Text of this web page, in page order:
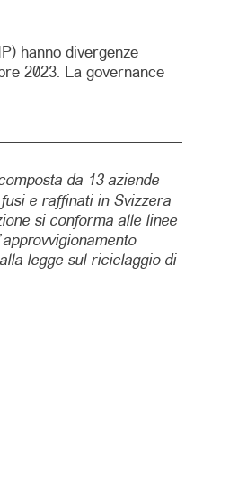
hanno divergenze
2023. La governance
da 13 aziende
e raffinati in Svizzera
si conforma alle linee
legge sul riciclaggio di